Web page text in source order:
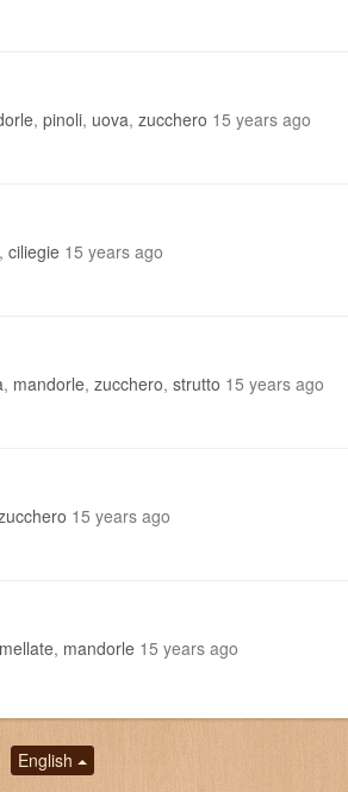
, pinoli, uova, zucchero 15 years ago
, ciliegie 15 years ago
, mandorle, zucchero, strutto 15 years ago
15 years ago
, mandorle 15 years ago
English